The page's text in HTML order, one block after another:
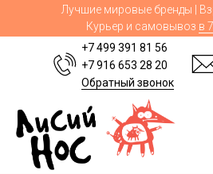
Лучшие мировые бренды |
Курьер и самовывоз в
+7 499 391 81 56
+7 916 653 28 20
Обратный звонок